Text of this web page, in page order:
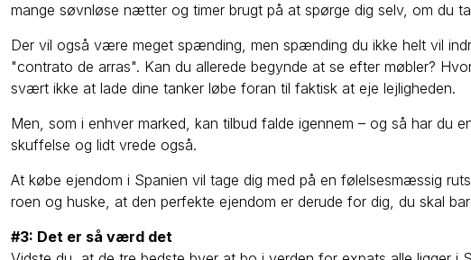
mange søvnløse nætter og timer brugt på at spørge dig selv, om du
Der vil også være meget spænding, men spænding du ikke helt vil
"contrato de arras". Kan du allerede begynde at se efter møbler?
svært ikke at lade dine tanker løbe foran til faktisk at eje lejligheden.
Men, som i enhver marked, kan tilbud falde igennem – og så har du
skuffelse og lidt vrede også.
At købe ejendom i Spanien vil tage dig med på en følelsesmæssig
roen og huske, at den perfekte ejendom er derude for dig, du skal
#3: Det er så værd det